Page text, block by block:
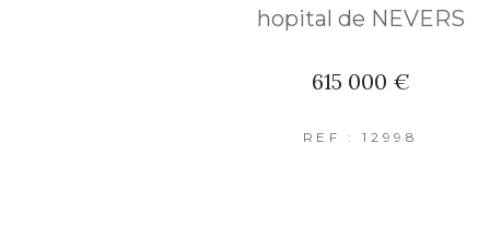
hopital de NEVERS
615 000 €
REF : 12998